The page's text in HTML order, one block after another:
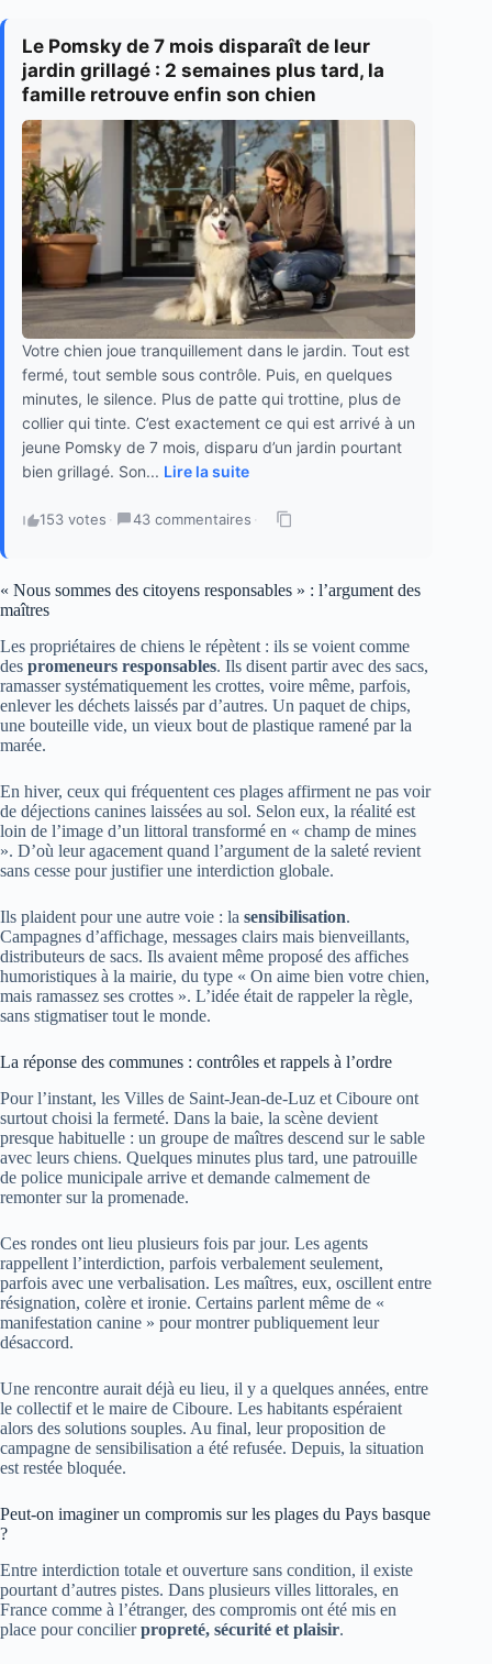
Le Pomsky de 7 mois disparaît de leur
jardin grillagé : 2 semaines plus tard, la
famille retrouve enfin son chien
Votre chien joue tranquillement dans le jardin. Tout est
fermé, tout semble sous contrôle. Puis, en quelques
minutes, le silence. Plus de patte qui trottine, plus de
collier qui tinte. C’est exactement ce qui est arrivé à un
jeune Pomsky de 7 mois, disparu d’un jardin pourtant
bien grillagé. Son... Lire la suite
153 votes · 43 commentaires ·
« Nous sommes des citoyens responsables » : l’argument des
maîtres
Les propriétaires de chiens le répètent : ils se voient comme
des promeneurs responsables. Ils disent partir avec des sacs,
ramasser systématiquement les crottes, voire même, parfois,
enlever les déchets laissés par d’autres. Un paquet de chips,
une bouteille vide, un vieux bout de plastique ramené par la
marée.
En hiver, ceux qui fréquentent ces plages affirment ne pas voir
de déjections canines laissées au sol. Selon eux, la réalité est
loin de l’image d’un littoral transformé en « champ de mines
». D’où leur agacement quand l’argument de la saleté revient
sans cesse pour justifier une interdiction globale.
Ils plaident pour une autre voie : la sensibilisation.
Campagnes d’affichage, messages clairs mais bienveillants,
distributeurs de sacs. Ils avaient même proposé des affiches
humoristiques à la mairie, du type « On aime bien votre chien,
mais ramassez ses crottes ». L’idée était de rappeler la règle,
sans stigmatiser tout le monde.
La réponse des communes : contrôles et rappels à l’ordre
Pour l’instant, les Villes de Saint-Jean-de-Luz et Ciboure ont
surtout choisi la fermeté. Dans la baie, la scène devient
presque habituelle : un groupe de maîtres descend sur le sable
avec leurs chiens. Quelques minutes plus tard, une patrouille
de police municipale arrive et demande calmement de
remonter sur la promenade.
Ces rondes ont lieu plusieurs fois par jour. Les agents
rappellent l’interdiction, parfois verbalement seulement,
parfois avec une verbalisation. Les maîtres, eux, oscillent entre
résignation, colère et ironie. Certains parlent même de «
manifestation canine » pour montrer publiquement leur
désaccord.
Une rencontre aurait déjà eu lieu, il y a quelques années, entre
le collectif et le maire de Ciboure. Les habitants espéraient
alors des solutions souples. Au final, leur proposition de
campagne de sensibilisation a été refusée. Depuis, la situation
est restée bloquée.
Peut-on imaginer un compromis sur les plages du Pays basque
?
Entre interdiction totale et ouverture sans condition, il existe
pourtant d’autres pistes. Dans plusieurs villes littorales, en
France comme à l’étranger, des compromis ont été mis en
place pour concilierpropreté, sécurité et plaisir.